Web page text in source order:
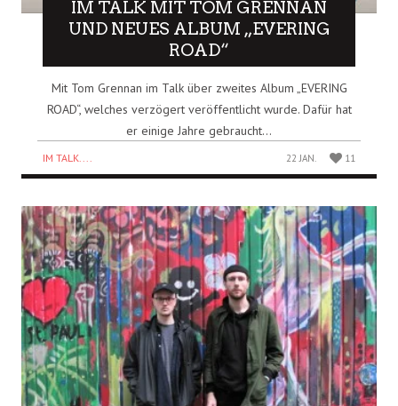
IM TALK MIT TOM GRENNAN
UND NEUES ALBUM „EVERING
ROAD“
Mit Tom Grennan im Talk über zweites Album „EVERING
ROAD“, welches verzögert veröffentlicht wurde. Dafür hat
er einige Jahre gebraucht...
IM TALK.... 22 JAN. 11